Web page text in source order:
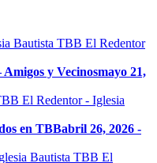
y Vecinosmayo 21,
en TBBabril 26, 2026 -